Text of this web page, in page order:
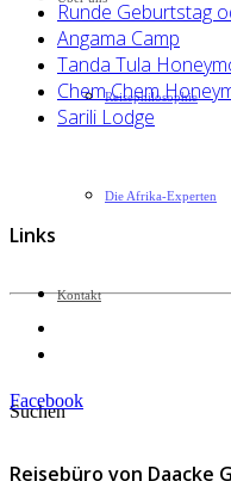
Reisephilosophie
Die Afrika-Experten
Kontakt
Suchen
Runde Geburtstag
Angama Camp
Tanda Tula
Chem Chem
Sarili Lodge
Links
Facebook
Reisebüro von Daacke